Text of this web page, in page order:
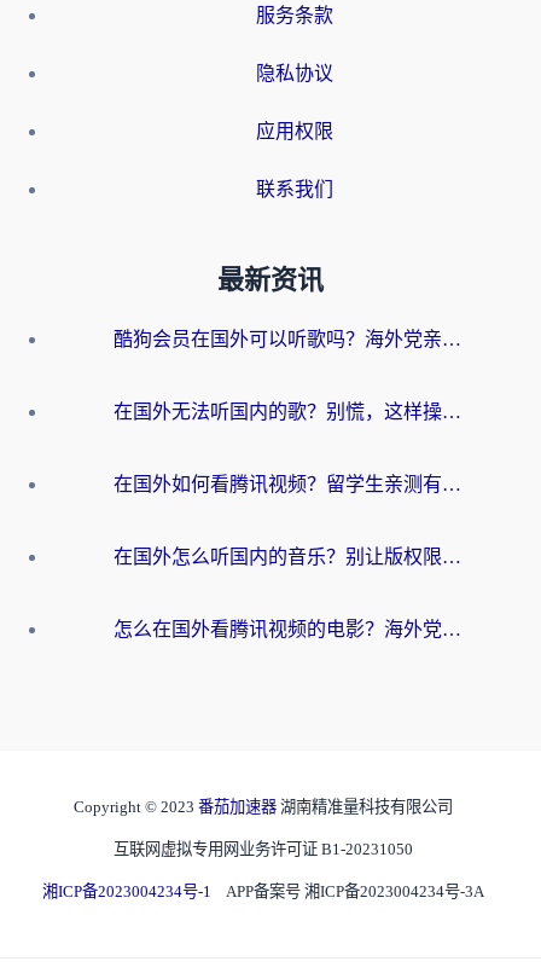
服务条款
隐私协议
应用权限
联系我们
最新资讯
酷狗会员在国外可以听歌吗？海外党亲测有效：3步解决音乐权限难题
在国外无法听国内的歌？别慌，这样操作就能畅听QQ音乐（附亲测加速器推荐）
在国外如何看腾讯视频？留学生亲测有效的回国加速方案
在国外怎么听国内的音乐？别让版权限制断了你的华语歌单
怎么在国外看腾讯视频的电影？海外党亲测有效的回国加速指南
Copyright © 2023 番茄加速器 湖南精准量科技有限公司
互联网虚拟专用网业务许可证 B1-20231050
湘ICP备2023004234号-1 APP备案号 湘ICP备2023004234号-3A